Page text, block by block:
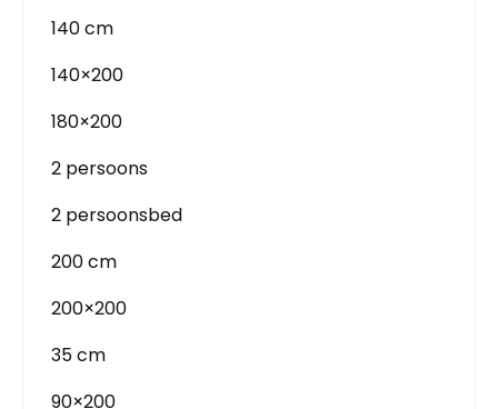
140 cm
140×200
180×200
2 persoons
2 persoonsbed
200 cm
200×200
35 cm
90×200